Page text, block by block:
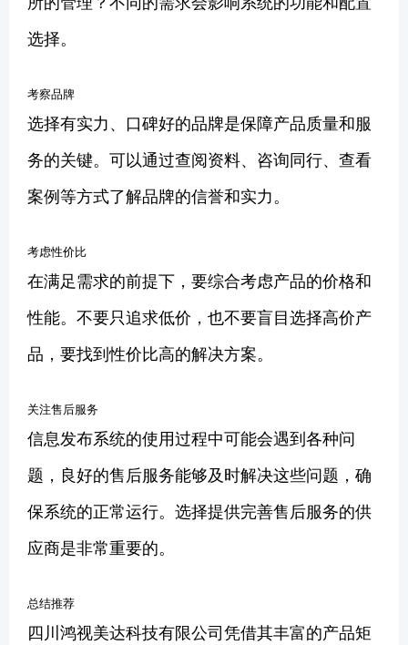
选择。
考察品牌
选择有实力、口碑好的品牌是保障产品质量和服
务的关键。可以通过查阅资料、咨询同行、查看
案例等方式了解品牌的信誉和实力。
考虑性价比
在满足需求的前提下，要综合考虑产品的价格和
性能。不要只追求低价，也不要盲目选择高价产
品，要找到性价比高的解决方案。
关注售后服务
信息发布系统的使用过程中可能会遇到各种问
题，良好的售后服务能够及时解决这些问题，确
保系统的正常运行。选择提供完善售后服务的供
应商是非常重要的。
总结推荐
四川鸿视美达科技有限公司凭借其丰富的产品矩